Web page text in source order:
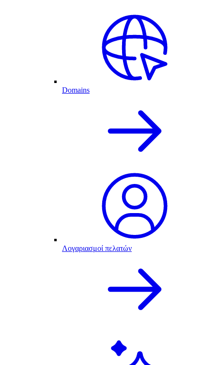
Domains
Λογαριασμοί πελατών